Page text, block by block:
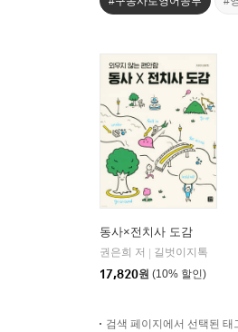
동사×전치사 도감
권은희 저
길벗이지톡
17,820원 (10% 할인)
검색 페이지에서 선택된